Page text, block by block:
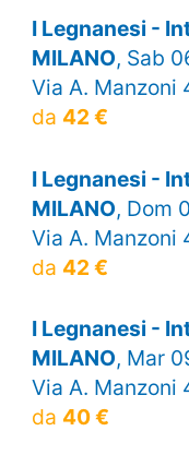
I Legnanesi -
MILANO, Sab
Via A. Manzoni
da 42 €
I Legnanesi -
MILANO, Dom
Via A. Manzoni
da 42 €
I Legnanesi -
MILANO, Mar
Via A. Manzoni
da 40 €